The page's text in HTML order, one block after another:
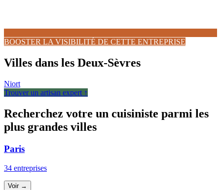
BOOSTER LA VISIBILITÉ DE CETTE ENTREPRISE
Villes dans les Deux-Sèvres
Niort
Trouver un artisan expert ↑
Recherchez votre un cuisiniste parmi les
plus grandes villes
Paris
34 entreprises
Voir →